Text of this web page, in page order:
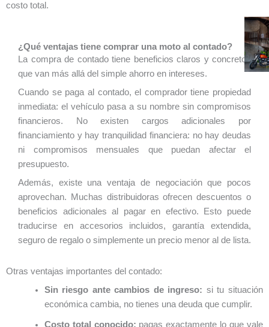
costo total.
¿Qué ventajas tiene comprar una moto al contado?
La compra de contado tiene beneficios claros y concretos
que van más allá del simple ahorro en intereses.
Cuando se paga al contado, el comprador tiene propiedad
inmediata: el vehículo pasa a su nombre sin compromisos
financieros. No existen cargos adicionales por
financiamiento y hay tranquilidad financiera: no hay deudas
ni compromisos mensuales que puedan afectar el
presupuesto.
Además, existe una ventaja de negociación que pocos
aprovechan. Muchas distribuidoras ofrecen descuentos o
beneficios adicionales al pagar en efectivo. Esto puede
traducirse en accesorios incluidos, garantía extendida,
seguro de regalo o simplemente un precio menor al de lista.
Otras ventajas importantes del contado:
Sin riesgo ante cambios de ingreso: si tu situación
económica cambia, no tienes una deuda que cumplir.
Costo total conocido: pagas exactamente lo que vale